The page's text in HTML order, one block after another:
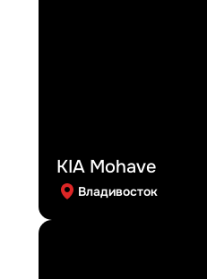
KIA Mohave
Владивосток